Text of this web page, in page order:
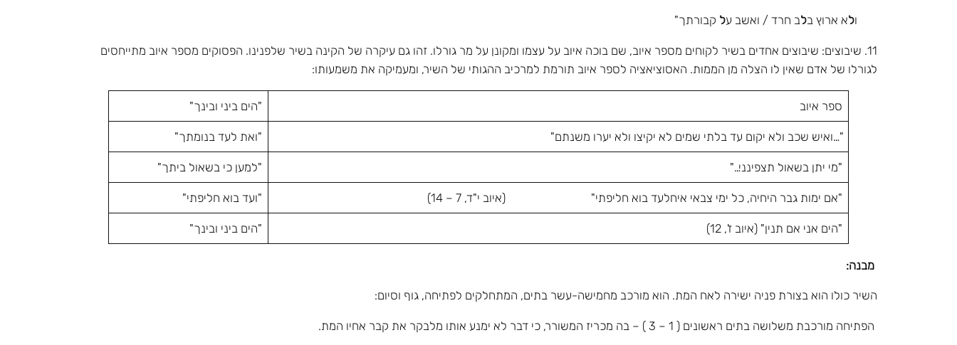
ולא ארוץ בלב חרד / ואשב על קבורתך"
11. שיבוצים: שיבוצים אחדים בשיר לקוחים מספר איוב, שם בוכה איוב על עצמו ומקונן על מר גורלו. זהו גם עיקרה של הקינה בשיר שלפנינו. הפסוקים מספר איוב מתייחסים
לגורלו של אדם שאין לו הצלה מן הממות. האסוציאציה לספר איוב תורמת למרכיב ההגותי של השיר, ומעמיקה את משמעותו:
ספר איוב "הים ביני ובינך"
"…ואיש שכב ולא יקום עד בלתי שמים לא יקיצו ולא יערו משנתם" "ואת לעד בנומתך"
"מי יתן בשאול תצפינני…" "למען כי בשאול ביתך"
"אם ימות גבר היחיה, כל ימי צבאי איחלעד בוא חליפתי" (איוב י"ד, 7 – 14) "ועד בוא חליפתי"
"הים אני אם תנין" (איוב ז', 12) "הים ביני ובינך"
מבנה:
השיר כולו הוא בצורת פניה ישירה לאח המת. הוא מורכב מחמישה-עשר בתים, המתחלקים לפתיחה, גוף וסיום:
הפתיחה מורכבת משלושה בתים ראשונים ( 1 – 3 ) – בה מכריז המשורר, כי דבר לא ימנע אותו מלבקר את קבר אחיו המת.